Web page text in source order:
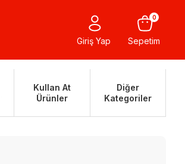
Giriş Yap Sepetim
0
Kullan At
Ürünler
Diğer
Kategoriler